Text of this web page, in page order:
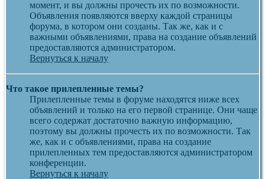
момент, и вы должны прочесть их по возможности.
Объявления появляются вверху каждой страницы
форума, в котором они созданы. Так же, как и с
важными объявлениями, права на создание объявлений
предоставляются администратором.
Вернуться к началу
Что такое прилепленные темы?
Прилепленные темы в форуме находятся ниже всех
объявлений и только на его первой странице. Они чаще
всего содержат достаточно важную информацию,
поэтому вы должны прочесть их по возможности. Так
же, как и с объявлениями, права на создание
прилепленных тем предоставляются администратором
конференции.
Вернуться к началу